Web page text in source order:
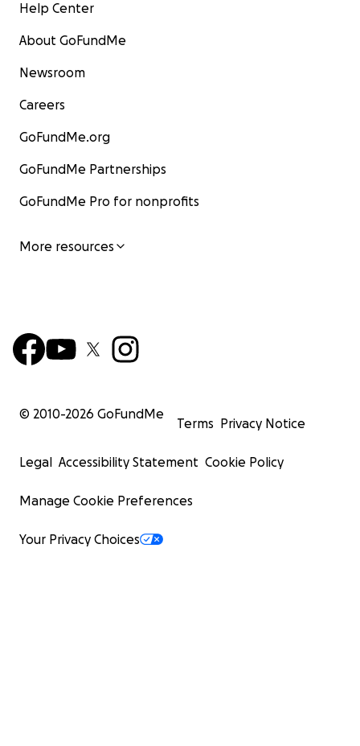
Help Center
About GoFundMe
Newsroom
Careers
GoFundMe.org
GoFundMe Partnerships
GoFundMe Pro for nonprofits
More resources
© 2010-2026 GoFundMe
Terms Privacy Notice
Legal Accessibility Statement Cookie Policy
Manage Cookie Preferences
Your Privacy Choices